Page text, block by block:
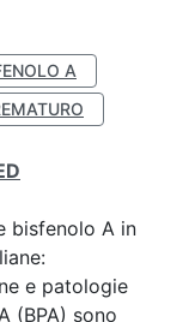
A
bisfenolo A in
e patologie
(BPA) sono